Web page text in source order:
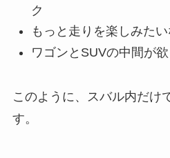
ク
もっと走りを楽しみた
ワゴンとSUVの中間が
このように、スバル内だけ
す。